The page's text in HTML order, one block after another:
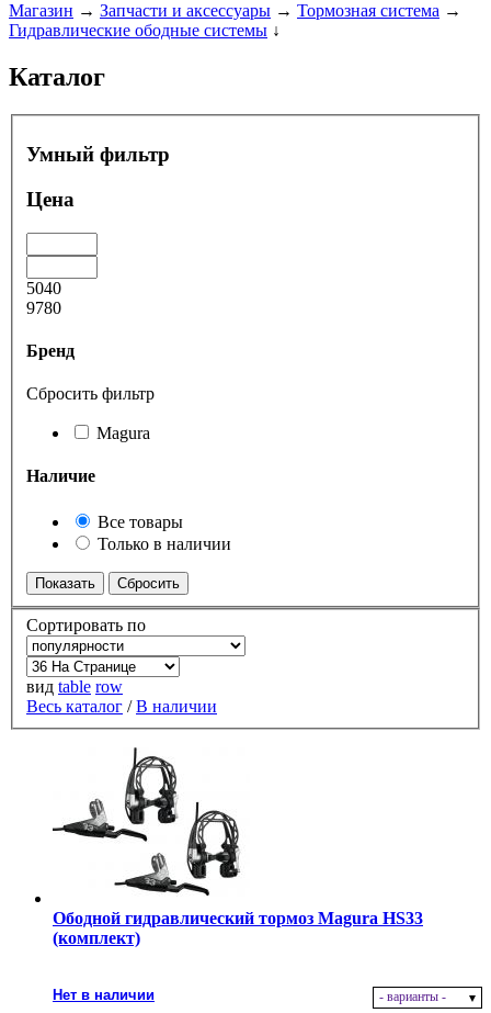
Магазин → Запчасти и аксессуары → Тормозная система →
Гидравлические ободные системы ↓
Каталог
Умный фильтр
Цена
5040
9780
Бренд
Сбросить фильтр
Magura
Наличие
Все товары
Только в наличии
Сортировать по
вид table row
Весь каталог /В наличии
Ободной гидравлический тормоз Magura HS33
(комплект)
Нет в наличии - варианты -